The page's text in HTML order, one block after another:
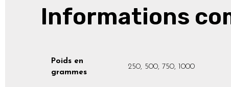
Informations
Poids en
grammes
250, 500, 750, 1000